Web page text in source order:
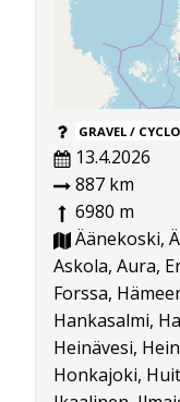
GRAVEL / CYCLO
13.4.2026
887 km
6980 m
Äänekoski,
Askola, Aura,
Forssa,
Hankasalmi,
Heinävesi,
Honkajoki,